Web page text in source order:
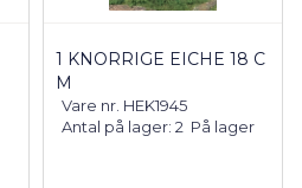
1 KNORRIGE EICHE 18 C
M
Vare nr. HEK1945
Antal på lager: 2 På lager